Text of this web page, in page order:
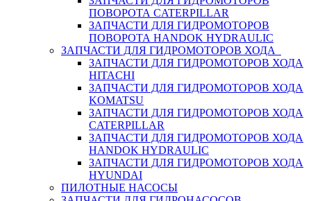
ПОВОРОТА CATERPILLAR
ЗАПЧАСТИ ДЛЯ ГИДРОМОТОРОВ
ПОВОРОТА HANDOK HYDRAULIC
ЗАПЧАСТИ ДЛЯ ГИДРОМОТОРОВ ХОДА
ЗАПЧАСТИ ДЛЯ ГИДРОМОТОРОВ ХОДА
HITACHI
ЗАПЧАСТИ ДЛЯ ГИДРОМОТОРОВ ХОДА
KOMATSU
ЗАПЧАСТИ ДЛЯ ГИДРОМОТОРОВ ХОДА
CATERPILLAR
ЗАПЧАСТИ ДЛЯ ГИДРОМОТОРОВ ХОДА
HANDOK HYDRAULIC
ЗАПЧАСТИ ДЛЯ ГИДРОМОТОРОВ ХОДА
HYUNDAI
ПИЛОТНЫЕ НАСОСЫ